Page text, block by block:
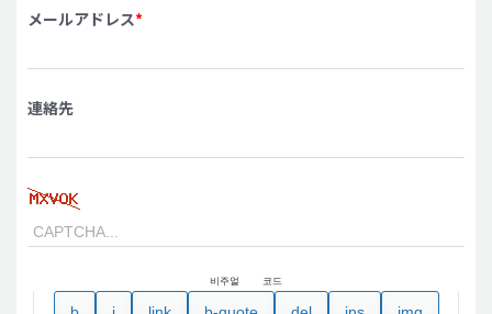
メールアドレス*
連絡先
비주얼 코드